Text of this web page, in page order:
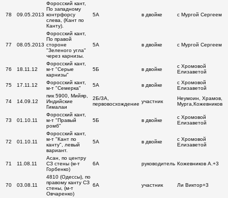
78 09.05.2013
Форосский кант,
По западному
контрфорсу
слева, (Кант по
Канту).
5А в двойке с Мургой Сергеем
77 08.05.2013
Форосский кант,
По правой
стороне
"Зеленого угла"
через карнизы.
5А в двойке с Мургой Сергеем
76 18.11.12
Форосский кант,
м-т "Серые
карнизы"
5Б в двойке
с Хромовой
Елизаветой
75 17.11.12
Форосский кант,
м-т "Семерка"
5А в двойке
с Хромовой
Елизаветой
74 14.09.12
пик 5900, Мийяр,
Индийские
Гималаи
2Б/3А,
первовосхождение участник
Неумоин, Храмов,
Мурга,Кожевников
73 01.10.11
Форосский кант,
м-т "Правый
ромб"
5Б в двойке
с Хромовой
Елизаветой
72 01.10.11
Форосский кант,
м-т "Кант по
канту", левый
вариант.
5А в двойке
с Хромовой
Елизаветой
71 11.08.11
Асан, по центру
СЗ стены (м-т
Горбенко)
6А руководитель Кожевников А.+3
70 03.08.11
4810 (Одессы), по
правому канту СЗ
стены, (м-т
Овчаренко)
6А участник Ли Виктор+3